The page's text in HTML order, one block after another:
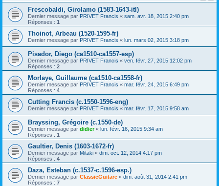
Frescobaldi, Girolamo (1583-1643-itl)
Dernier message par PRIVET Francis « sam. avr. 18, 2015 2:40 pm
Réponses : 1
Thoinot, Arbeau (1520-1595-fr)
Dernier message par PRIVET Francis « lun. mars 02, 2015 3:18 pm
Pisador, Diego (ca1510-ca1557-esp)
Dernier message par PRIVET Francis « ven. févr. 27, 2015 12:02 pm
Réponses : 2
Morlaye, Guillaume (ca1510-ca1558-fr)
Dernier message par PRIVET Francis « mar. févr. 24, 2015 6:49 pm
Réponses : 4
Cutting Francis (c.1550-1596-eng)
Dernier message par PRIVET Francis « mar. févr. 17, 2015 9:58 am
Brayssing, Grégoire (c.1550-de)
Dernier message par didier« lun. févr. 16, 2015 9:34 am
Réponses : 1
Gaultier, Denis (1603-1672-fr)
Dernier message par Mitaki « dim. oct. 12, 2014 4:17 pm
Réponses : 4
Daza, Esteban (c.1537-c.1596-esp.)
Dernier message par ClassicGuitare « dim. août 31, 2014 2:41 pm
Réponses : 7